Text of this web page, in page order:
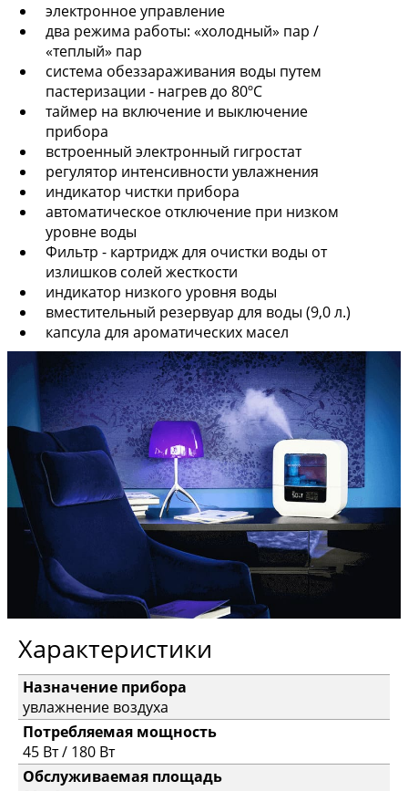
электронное управление
два режима работы: «холодный» пар /
«теплый» пар
система обеззараживания воды путем
пастеризации - нагрев до 80ºС
таймер на включение и выключение
прибора
встроенный электронный гигростат
регулятор интенсивности увлажнения
индикатор чистки прибора
автоматическое отключение при низком
уровне воды
Фильтр - картридж для очистки воды от
излишков солей жесткости
индикатор низкого уровня воды
вместительный резервуар для воды (9,0 л.)
капсула для ароматических масел
Характеристики
Назначение прибора
увлажнение воздуха
Потребляемая мощность
45 Вт / 180 Вт
Обслуживаемая площадь